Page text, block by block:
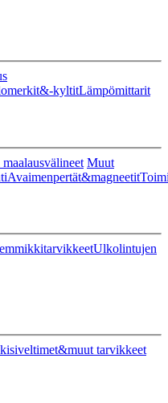
kyltitLämpömittarit
Muut
Avaimenpertät&magneetit
Ulkolintujen
tarvikkeet